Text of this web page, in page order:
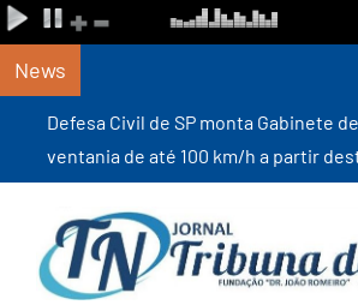
News
Defesa Civil de SP monta Gabinete de
ventania de até 100 km/h a partir desta